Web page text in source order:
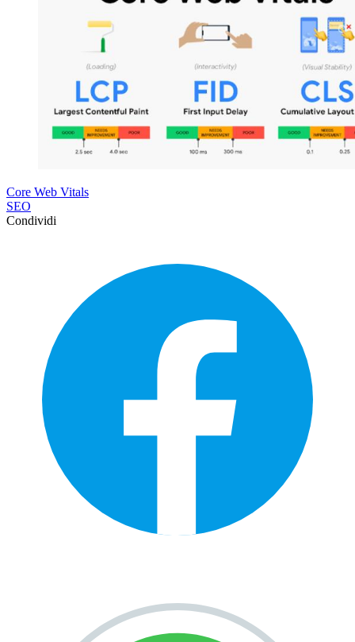
Core Web Vitals
SEO
Condividi